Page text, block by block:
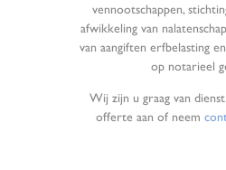
vennootschappen,
afwikkeling van
van aangiften erfbelasting
op notarieel
Wij zijn u graag van
offerte aan of neem